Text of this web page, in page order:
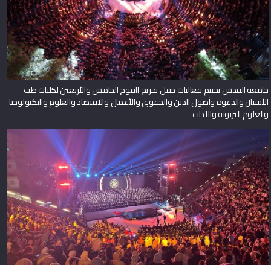
جامعة القدس تختتم فعاليات حفل تخريج الفوج الخامس والأربعين لكليات طب
الأسنان والدعوة وأصول الدين والحقوق والأعمال والاقتصاد والعلوم والتكنولوجيا
والعلوم التربوية والآداب